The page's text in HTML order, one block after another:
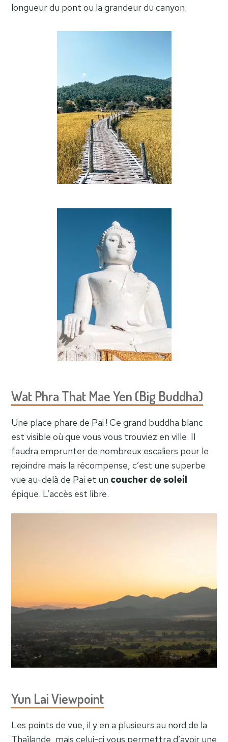
longueur du pont ou la grandeur du canyon.
Wat Phra That Mae Yen (Big Buddha)
Une place phare de Pai ! Ce grand buddha blanc
est visible où que vous vous trouviez en ville. Il
faudra emprunter de nombreux escaliers pour le
rejoindre mais la récompense, c’est une superbe
vue au-delà de Pai et un coucher de soleil
épique. L’accès est libre.
Yun Lai Viewpoint
Les points de vue, il y en a plusieurs au nord de la
Thaïlande, mais celui-ci vous permettra d’avoir une